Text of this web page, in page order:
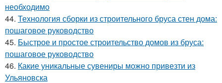
необходимо
44. Технология сборки из строительного бруса стен дома:
пошаговое руководство
45. Быстрое и простое строительство домов из бруса:
пошаговое руководство
46. Какие уникальные сувениры можно привезти из
Ульяновска